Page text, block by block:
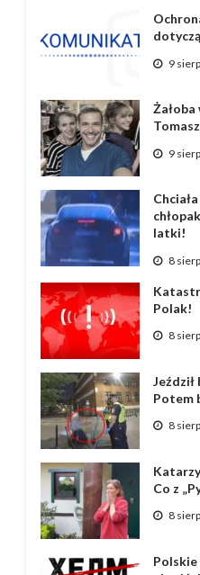
9
Żałoba
9
latki!
8
Polak!
8
Potem
8
Co z
8
Polskie